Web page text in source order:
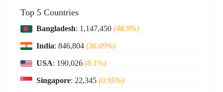
Top 5 Countries
Bangladesh: 1,147,450(48.9%)
India: 846,804(36.09%)
USA: 190,026(8.1%)
Singapore: 22,345(0.95%)